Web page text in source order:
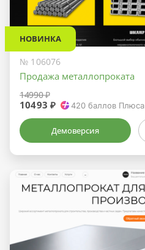
НОВИНКА
№ 106076
Продажа металлопроката
14990 ₽
10493 ₽ 420 баллов Плюса
Демоверсия